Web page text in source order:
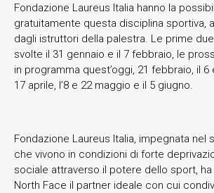
Fondazione Laureus Italia hanno la
gratuitamente questa disciplina sportiva,
dagli istruttori della palestra. Le prime
svolte il 31 gennaio e il 7 febbraio, le
in programma quest’oggi, 21 febbraio, il 6
17 aprile, l’8 e 22 maggio e il 5 giugno.
Fondazione Laureus Italia, impegnata nel
che vivono in condizioni di forte
sociale attraverso il potere dello sport,
North Face il partner ideale con cui